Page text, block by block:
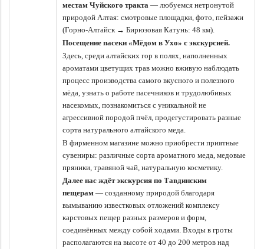
местам Чуйского тракта — любуемся нетронутой
природой Алтая: смотровые площадки, фото, пейзажи
(Горно-Алтайск → Бирюзовая Катунь: 48 км).
Посещение пасеки «Мёдом в Ухо» с экскурсией.
Здесь, среди алтайских гор в полях, наполненных
ароматами цветущих трав можно вживую наблюдать
процесс производства самого вкусного и полезного
мёда, узнать о работе пасечников и трудолюбивых
насекомых, познакомиться с уникальной не
агрессивной породой пчёл, продегустировать разные
сорта натурального алтайского меда.
В фирменном магазине можно приобрести приятные
сувениры: различные сорта ароматного меда, медовые
пряники, травяной чай, натуральную косметику.
Далее нас ждёт экскурсия по Тавдинским
пещерам — созданному природой благодаря
вымыванию известковых отложений комплексу
карстовых пещер разных размеров и форм,
соединённых между собой ходами. Входы в гроты
располагаются на высоте от 40 до 200 метров над